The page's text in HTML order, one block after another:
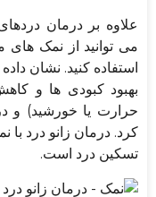
علاوه بر درمان
می توانید از نمک های
استفاده کنید. نشان
بهبود کبودی ها و
حرارت یا خورشید) و
کرد. درمان زانو درد
تسکین درد است.